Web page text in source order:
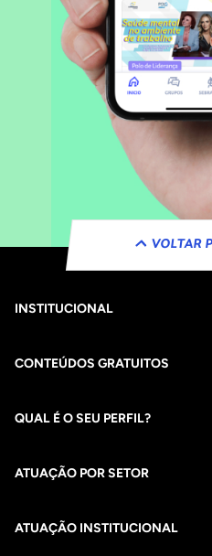
VOLTAR
INSTITUCIONAL
CONTEÚDOS GRATUITOS
QUAL É O SEU PERFIL?
ATUAÇÃO POR SETOR
ATUAÇÃO INSTITUCIONAL